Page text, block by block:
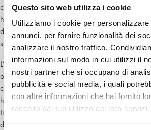
Questo sito web utilizza i cookie
Utilizziamo i cookie per
annunci, per fornire funzionalità dei
analizzare il nostro traffico.
informazioni sul modo in cui utilizzi il
nostri partner che si occupano di
pubblicità e social media, i quali
con altre informazioni che hai fornito
raccolto dal tuo utilizzo dei loro servizi.
che ci
ha permesso di immergerci nelle fantasie e nei
dolce (e
spaventata) attesa.
L’incontro ha
ospitato un piccolo spazio per l’elezione dei
che
ha visto l’elezione di un vero e proprio "Gruppo
Italia", costituito
da Sergio Anastasia, Irene Sarno,